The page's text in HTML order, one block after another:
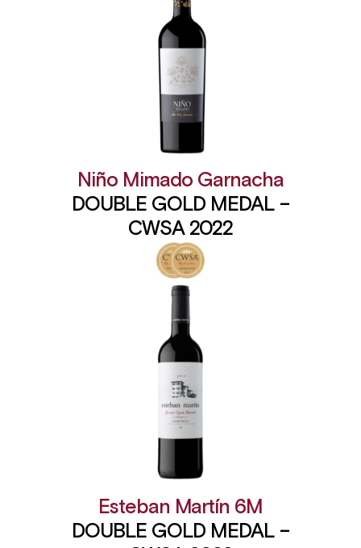
Niño Mimado Garnacha
DOUBLE GOLD MEDAL –
CWSA 2022
Esteban Martín 6M
DOUBLE GOLD MEDAL –